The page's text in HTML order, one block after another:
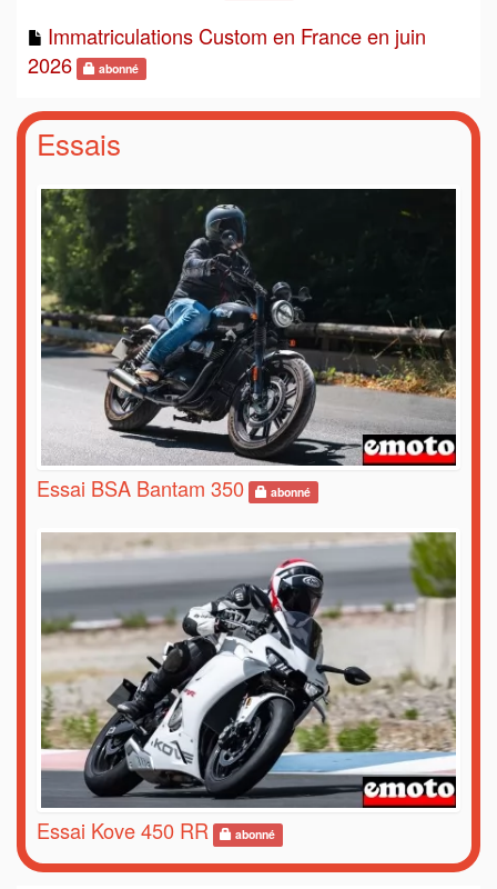
Immatriculations Custom en France en juin
2026
abonné
Essais
Essai BSA Bantam 350 abonné
Essai Kove 450 RR abonné